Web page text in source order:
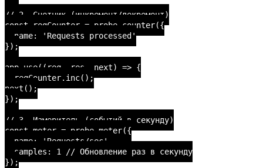
// 2. Счетчик (инкремент/декремент)
const reqCounter = probe.counter({
name: 'Requests processed'
});
app.use((req, res, next) => {
reqCounter.inc();
next();
});
// 3. Измеритель (событий в секунду)
const meter = probe.meter({
name: 'Requests/sec',
samples: 1 // Обновление раз в секунду
});